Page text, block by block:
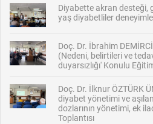
Diyabette akran desteği,
yaş diyabetliler
Doç. Dr. İbrahim
(Nedeni, belirtileri ve
duyarsızlığı' Konulu
Doç. Dr. İlknur ÖZTÜRK
diyabet yönetimi ve
dozlarının yönetimi, ek
Toplantısı